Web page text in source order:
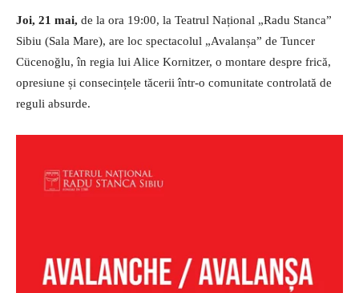
Joi, 21 mai, de la ora 19:00, la Teatrul Național „Radu Stanca”
Sibiu (Sala Mare), are loc spectacolul „Avalanșa” de Tuncer
Cücenoğlu, în regia lui Alice Kornitzer, o montare despre frică,
opresiune și consecințele tăcerii într-o comunitate controlată de
reguli absurde.